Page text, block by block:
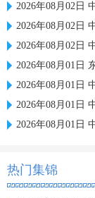
2026年08月02日
2026年08月02日
2026年08月02日
2026年08月01日
2026年08月01日
2026年08月01日
2026年08月01日
热门集锦